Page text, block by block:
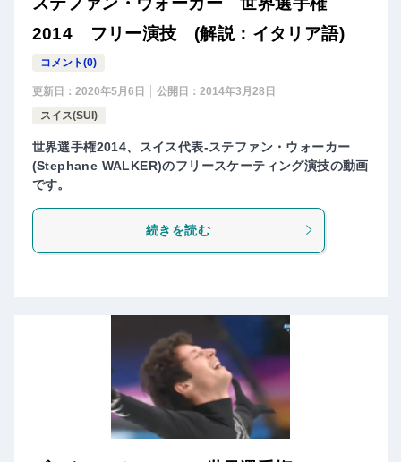
2014 フリー演技 (解説：イタリア語)
コメント(0)
更新日： 2020年5月6日 公開日： 2014年3月28日
スイス(SUI)
世界選手権2014、スイス代表-ステファン・ウォーカー
(Stephane WALKER)のフリースケーティング演技の動画
です。
続きを読む